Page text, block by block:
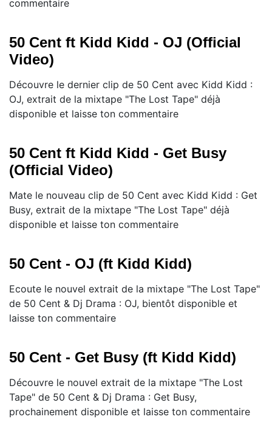
commentaire
50 Cent ft Kidd Kidd - OJ (Official
Video)
Découvre le dernier clip de 50 Cent avec Kidd Kidd :
OJ, extrait de la mixtape "The Lost Tape" déjà
disponible et laisse ton commentaire
50 Cent ft Kidd Kidd - Get Busy
(Official Video)
Mate le nouveau clip de 50 Cent avec Kidd Kidd : Get
Busy, extrait de la mixtape "The Lost Tape" déjà
disponible et laisse ton commentaire
50 Cent - OJ (ft Kidd Kidd)
Ecoute le nouvel extrait de la mixtape "The Lost Tape"
de 50 Cent & Dj Drama : OJ, bientôt disponible et
laisse ton commentaire
50 Cent - Get Busy (ft Kidd Kidd)
Découvre le nouvel extrait de la mixtape "The Lost
Tape" de 50 Cent & Dj Drama : Get Busy,
prochainement disponible et laisse ton commentaire